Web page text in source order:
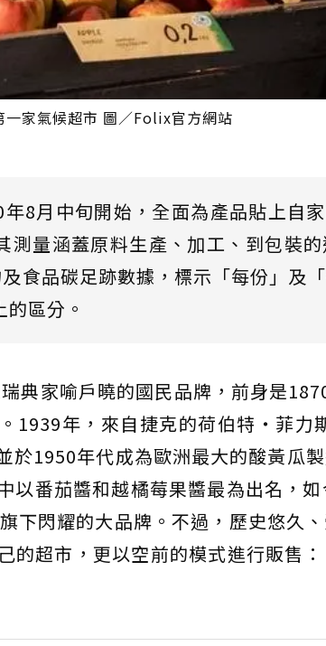
一家氣候超市 圖／Folix官方網站
年8月中旬開始，全面為產品貼上自
量涵蓋原料生產、加工、到包裝
及食品碳足跡數據，標示「每份」及
區分。
典家喻戶曉的國民品牌，前身是
1939年，來自捷克的荷伯特・菲
於1950年代成為歐洲最大的酸黃瓜
以番茄醬和越橘莓果醬最為出名，
下閃耀的大品牌。不過，歷史悠久
的超市，更以空前的模式進行販售